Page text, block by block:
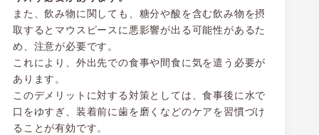
また、飲み物に関しても、糖分や酸を含む飲み物を摂
取するとマウスピースに悪影響が出る可能性があるた
め、注意が必要です。
これにより、外出先での食事や間食に気を遣う必要が
あります。
このデメリットに対する対策としては、食事後に水で
口をゆすぎ、装着前に歯を磨くなどのケアを習慣づけ
ることが有効です。